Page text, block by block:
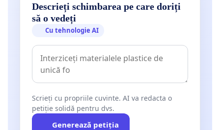
Descrieți schimbarea pe care doriți
să o vedeți
Cu tehnologie AI
Scrieți cu propriile cuvinte. AI va redacta o
petiție solidă pentru dvs.
Generează petiția